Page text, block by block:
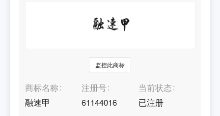
监控此商标
商标名称
融速甲
注册号
61144016
当前状态
已注册